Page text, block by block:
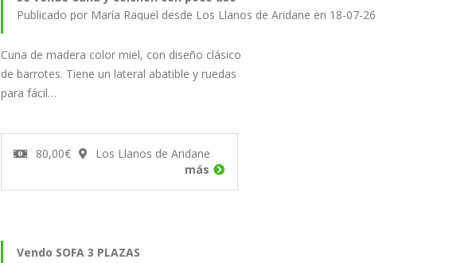
Publicado por María Raquel desde Los Llanos de Aridane en 18-07-26
Cuna de madera color miel, con diseño clásico
de barrotes. Tiene un lateral abatible y ruedas
para fácil…
80,00€
Los Llanos de Aridane
más
Vendo SOFA 3 PLAZAS